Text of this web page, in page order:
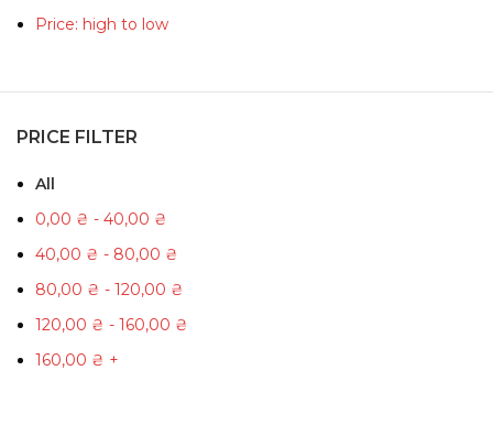
Price: high to low
PRICE FILTER
All
0,00 ₴ - 40,00 ₴
40,00 ₴ - 80,00 ₴
80,00 ₴ - 120,00 ₴
120,00 ₴ - 160,00 ₴
160,00 ₴ +